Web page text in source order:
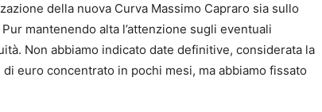
della nuova Curva Massimo Capraro sia sullo
mantenendo alta l’attenzione sugli eventuali
Non abbiamo indicato date definitive, considerata la
euro concentrato in pochi mesi, ma abbiamo fissato